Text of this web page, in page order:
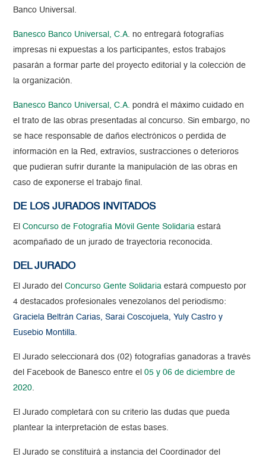
Banco Universal.
Banesco Banco Universal, C.A. no entregará fotografías
impresas ni expuestas a los participantes, estos trabajos
pasarán a formar parte del proyecto editorial y la colección de
la organización.
Banesco Banco Universal, C.A. pondrá el máximo cuidado en
el trato de las obras presentadas al concurso. Sin embargo, no
se hace responsable de daños electrónicos o perdida de
información en la Red, extravíos, sustracciones o deterioros
que pudieran sufrir durante la manipulación de las obras en
caso de exponerse el trabajo final.
DE LOS JURADOS INVITADOS
ElConcurso de Fotografía Móvil Gente Solidaria estará
acompañado de un jurado de trayectoria reconocida.
DEL JURADO
El Jurado delConcurso Gente Solidaria estará compuesto por
4 destacados profesionales venezolanos del periodismo:
Graciela Beltrán Carias, Sarai Coscojuela, Yuly Castro y
Eusebio Montilla.
El Jurado seleccionará dos (02) fotografías ganadoras a través
del Facebook de Banesco entre el05 y 06 de diciembre de
2020.
El Jurado completará con su criterio las dudas que pueda
plantear la interpretación de estas bases.
El Jurado se constituirá a instancia del Coordinador del